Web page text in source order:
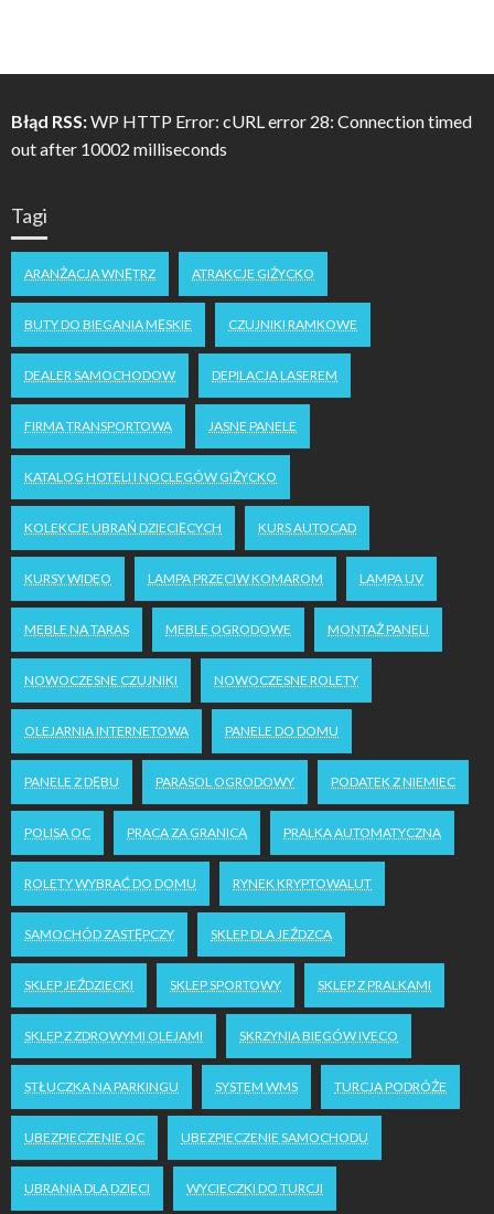
Błąd RSS:WP HTTP Error: cURL error 28: Connection timed
out after 10002 milliseconds
Tagi
ARANŻACJA WNĘTRZ ATRAKCJE GIŻYCKO
BUTY DO BIEGANIA MĘSKIE CZUJNIKI RAMKOWE
DEALER SAMOCHODOW DEPILACJA LASEREM
FIRMA TRANSPORTOWA JASNE PANELE
KATALOG HOTELI I NOCLEGÓW GIŻYCKO
KOLEKCJE UBRAŃ DZIECIĘCYCH KURS AUTOCAD
KURSY WIDEO LAMPA PRZECIW KOMAROM LAMPA UV
MEBLE NA TARAS MEBLE OGRODOWE MONTAŻ PANELI
NOWOCZESNE CZUJNIKI NOWOCZESNE ROLETY
OLEJARNIA INTERNETOWA PANELE DO DOMU
PANELE Z DĘBU PARASOL OGRODOWY PODATEK Z NIEMIEC
POLISA OC PRACA ZA GRANICĄ PRALKA AUTOMATYCZNA
ROLETY WYBRAĆ DO DOMU RYNEK KRYPTOWALUT
SAMOCHÓD ZASTĘPCZY SKLEP DLA JEŹDZCA
SKLEP JEŹDZIECKI SKLEP SPORTOWY SKLEP Z PRALKAMI
SKLEP Z ZDROWYMI OLEJAMI SKRZYNIA BIEGÓW IVECO
STŁUCZKA NA PARKINGU SYSTEM WMS TURCJA PODRÓŻE
UBEZPIECZENIE OC UBEZPIECZENIE SAMOCHODU
UBRANIA DLA DZIECI WYCIECZKI DO TURCJI